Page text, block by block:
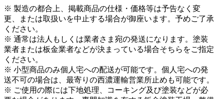
※ 製造の都合上、掲載商品の仕様・価格等は予告なく変
更、または取扱いを中止する場合が御座います。予めご了承
ください。
※ 通常は法人もしくは業者さま宛の発送になります。塗装
業者または板金業者などが決まっている場合そちらをご指定
ください。
※ 小型商品のみ個人宅への配送が可能です。個人宅への発
送不可の場合は、最寄りの西濃運輸営業所止めも可能です。
※ ご使用の際には下地処理、コーキング及び塗装などが必